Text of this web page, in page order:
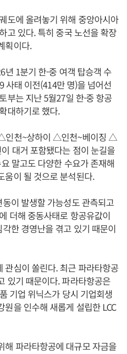
도에 올려놓기 위해 중앙아시아
고 있다. 특히 중국 노선을 확장
획이다.
년 1분기 한-중 여객 탑승객 수
사태 이전(414만 명)을 넘어선
부는 지난 5월27일 한·중 항공
대하기로 했다.
인천~상하이 △인천~베이징 △
대거 포함됐다는 점이 눈길을
말고도 다양한 수요가 존재해
움이 될 것으로 분석된다.
이 발생할 가능성도 관측되고
더해 중동사태로 항공유값이
한 경영난을 겪고 있기 때문이
관심이 쏠린다. 최근 파라타항공
있기 때문이다. 파라타항공은
기업 위닉스가 당시 기업회생
을 인수해 새롭게 설립한 LCC
해 파라타항공에 대규모 자금을